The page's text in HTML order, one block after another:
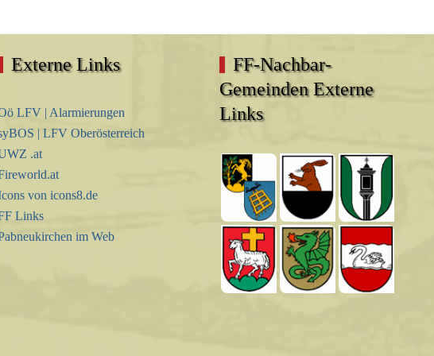
Externe Links
LFV | Alarmierungen
| LFV Oberösterreich
.at
von icons8.de
Links
im Web
FF-Nachbar-
Gemeinden Externe
Links